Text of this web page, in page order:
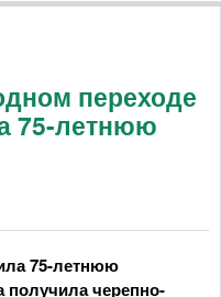
переходе
75-летнюю
75-летнюю
черепно-